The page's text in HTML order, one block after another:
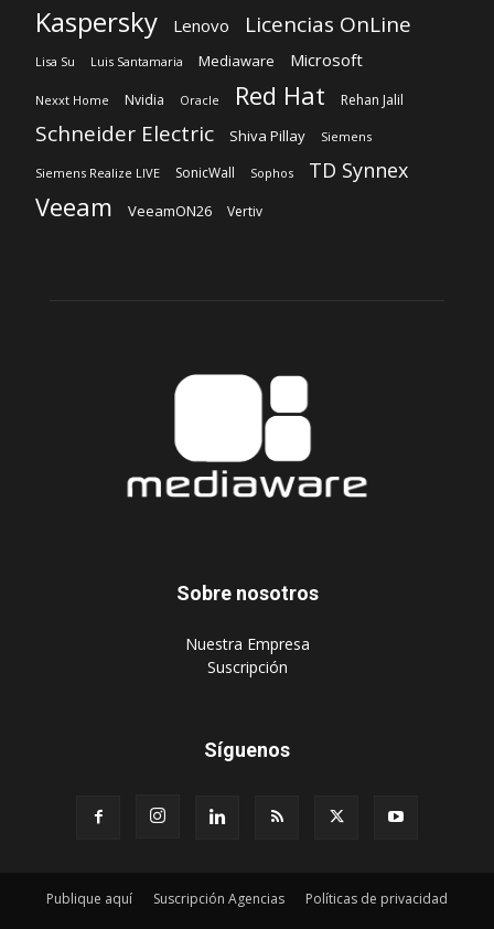
Kaspersky Lenovo Licencias OnLine
Lisa Su Luis Santamaria Mediaware Microsoft
Nexxt Home Nvidia Oracle Red Hat Rehan Jalil
Schneider Electric Shiva Pillay Siemens
Siemens Realize LIVE SonicWall Sophos TD Synnex
Veeam VeeamON26 Vertiv
Sobre nosotros
‎Nuestra Empresa
‎Suscripción
Síguenos
Publique aquí Suscripción Agencias Políticas de privacidad